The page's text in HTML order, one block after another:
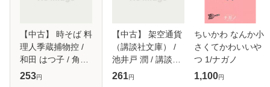
【中古】 時そば 料
理人季蔵捕物控 /
和田 はつ子 / 角川
春樹事務所 [文庫]
253円
【中古】 架空通貨
（講談社文庫） /
池井戸 潤 / 講談社
[文庫]【メール便送
261円
ちいかわ なんか小
さくてかわいいや
つ 1/ナガノ
1,100円